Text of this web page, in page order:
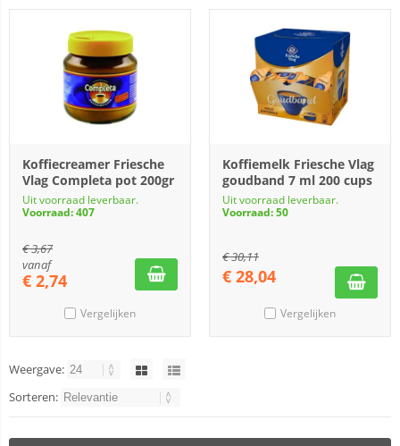
Koffiecreamer Friesche
Vlag Completa pot 200gr
Uit voorraad leverbaar.
Voorraad: 407
€3,67
vanaf
€ 2,74
Vergelijken
Koffiemelk Friesche Vlag
goudband 7 ml 200 cups
Uit voorraad leverbaar.
Voorraad: 50
€30,11
€ 28,04
Vergelijken
Weergave:
Sorteren: